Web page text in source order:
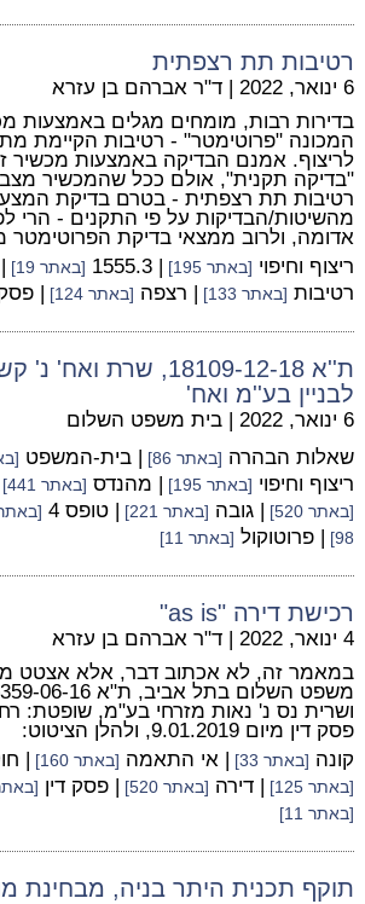
רטיבות תת רצפתית
6 ינואר, 2022 | ד"ר אברהם בן עזרא
בדירות רבות, מומחים מגלים באמצעות
המכונה "פרוטימטר" - רטיבות הקיימת
לריצוף. אמנם הבדיקה באמצעות מכשיר
"בדיקה תקנית", אולם ככל שהמכשיר
רטיבות תת רצפתית - בטרם בדיקת
מהשיטות/הבדיקות על פי התקנים - הרי
אדומה, ולרוב ממצאי בדיקת הפרוטימטר
ריצוף וחיפוי [באתר 195] | 1555.3 [באתר 19]
רטיבות [באתר 133] | רצפה [באתר 124] | פסק
ת''א 18109-12-18, שרת
לבניין בע''מ ואח'
6 ינואר, 2022 | בית משפט השלום
שאלות הבהרה [באתר 86] | בית-המשפט
ריצוף וחיפוי [באתר 195] | מהנדס [באתר 441]
[באתר 520] | גובה [באתר 221] | טופס 4 [באתר
98]
| פרוטוקול [באתר 11]
רכישת דירה "as is"
4 ינואר, 2022 | ד"ר אברהם בן עזרא
במאמר זה, לא אכתוב דבר, אלא אצטט
ושרית נס נ' נאות מזרחי בע"מ, שופטת:
פסק דין מיום 9.01.2019, ולהלן הציטוט:
קונה [באתר 33] | אי התאמה [באתר 160] |
[באתר 125] | דירה [באתר 520] | פסק דין [באתר
[באתר 11]
תוקף תכנית היתר בניה, מבחינת